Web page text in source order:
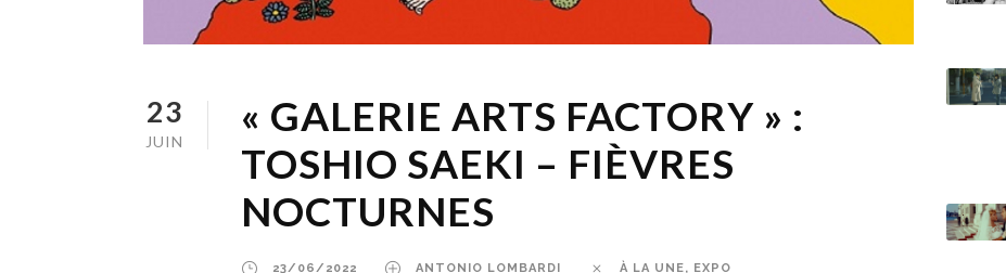
23
JUIN
« GALERIE ARTS FACTORY » :
TOSHIO SAEKI – FIÈVRES
NOCTURNES
23/06/2022 ANTONIO LOMBARDI À LA UNE, EXPO